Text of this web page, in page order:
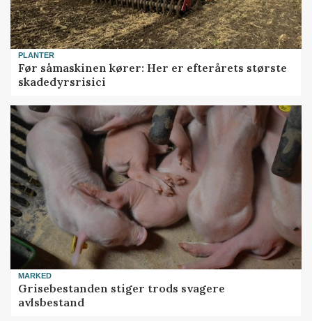
PLANTER
Før såmaskinen kører: Her er efterårets største
skadedyrsrisici
MARKED
Grisebestanden stiger trods svagere
avlsbestand